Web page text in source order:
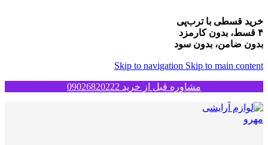
خرید قسطی با ترب‌پی
۴ قسط، بدون کارمزد
بدون ضامن، بدون سود
Skip to navigation Skip to main content
مشاوره قبل از خرید 09026820222